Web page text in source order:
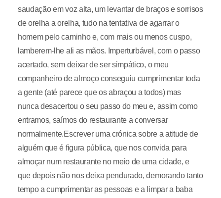
saudação em voz alta, um levantar de braços e sorrisos
de orelha a orelha, tudo na tentativa de agarrar o
homem pelo caminho e, com mais ou menos cuspo,
lamberem-lhe ali as mãos. Imperturbável, com o passo
acertado, sem deixar de ser simpático, o meu
companheiro de almoço conseguiu cumprimentar toda
a gente (até parece que os abraçou a todos) mas
nunca desacertou o seu passo do meu e, assim como
entramos, saímos do restaurante a conversar
normalmente.Escrever uma crónica sobre a atitude de
alguém que é figura pública, que nos convida para
almoçar num restaurante no meio de uma cidade, e
que depois não nos deixa pendurado, demorando tanto
tempo a cumprimentar as pessoas e a limpar a baba